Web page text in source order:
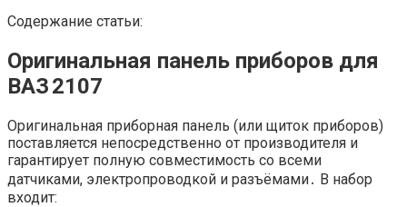
Содержание статьи:
Оригинальная панель приборов для
ВАЗ 2107
Оригинальная приборная панель (или щиток приборов)
поставляется непосредственно от производителя и
гарантирует полную совместимость со всеми
датчиками, электропроводкой и разъёмами․ В набор
входит: